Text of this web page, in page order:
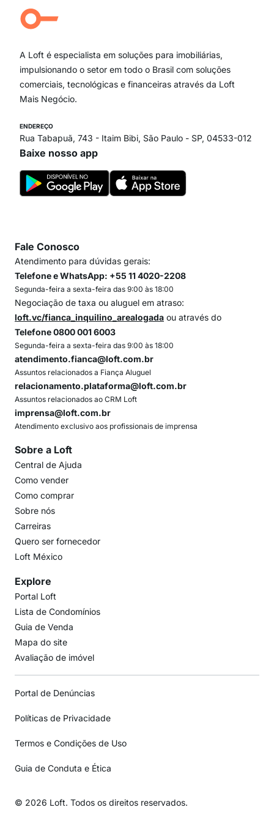
Campo Belo
Ipiranga
Paraíso
Itaim Bibi
A Loft é especialista em soluções para imobiliárias,
impulsionando o setor em todo o Brasil com soluções
comerciais, tecnológicas e financeiras através da Loft
Mais Negócio.
ENDEREÇO
Rua Tabapuã, 743 - Itaim Bibi, São Paulo - SP, 04533-012
Baixe nosso app
Fale Conosco
Atendimento para dúvidas gerais:
Telefone e WhatsApp: +55 11 4020-2208
Segunda-feira a sexta-feira das 9:00 às 18:00
Negociação de taxa ou aluguel em atraso:
loft.vc/fianca_inquilino_arealogada ou através do
Telefone 0800 001 6003
Segunda-feira a sexta-feira das 9:00 às 18:00
atendimento.fianca@loft.com.br
Assuntos relacionados a Fiança Aluguel
relacionamento.plataforma@loft.com.br
Assuntos relacionados ao CRM Loft
imprensa@loft.com.br
Atendimento exclusivo aos profissionais de imprensa
Sobre a Loft
Central de Ajuda
Como vender
Como comprar
Sobre nós
Carreiras
Quero ser fornecedor
Loft México
Explore
Portal Loft
Lista de Condomínios
Guia de Venda
Mapa do site
Avaliação de imóvel
Portal de Denúncias
Políticas de Privacidade
Termos e Condições de Uso
Guia de Conduta e Ética
© 2026 Loft. Todos os direitos reservados.